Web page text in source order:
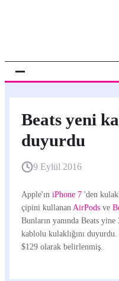
Beats yeni
duyurdu
9 Eylül 2016
Apple'ın iPhone 7 'den
çipini kullanan AirPods ve
Bunların yanında Beats
kablolu kulaklığını
$129 olarak belirlenmiş.